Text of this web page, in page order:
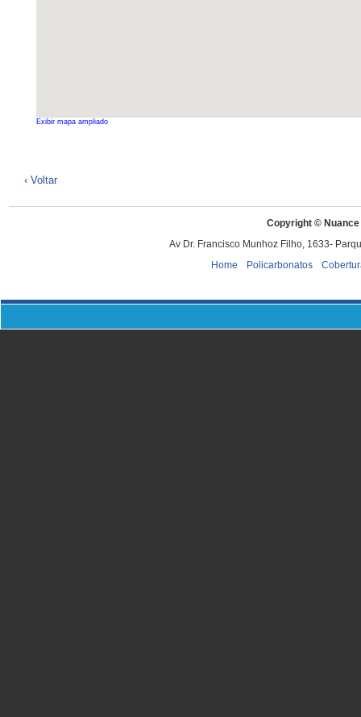
Exibir mapa ampliado
‹ Voltar
Copyright ©
Av Dr. Francisco Munhoz Filho, 1633-
Home
Policarbonatos